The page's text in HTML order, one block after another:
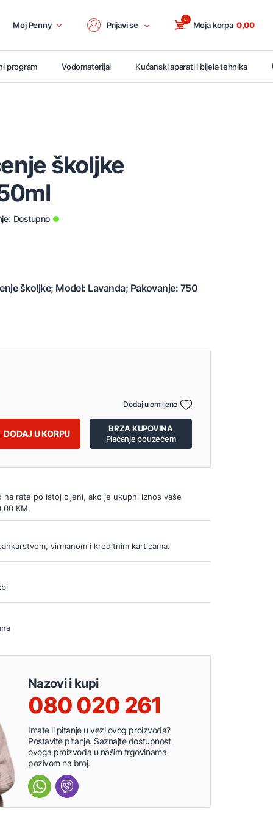
Moj Penny Prijavi se Moja korpa
0
0,00
program Vodomaterijal Kućanski aparati i bijela tehnika
školjke
Dostupno
školjke; Model: Lavanda; Pakovanje: 750
DODAJ U KORPU
BRZA KUPOVINA
Plaćanje pouzećem
Dodaj u omiljene
na rate po istoj cijeni, ako je ukupni iznos vaše
KM.
virmanom i kreditnim karticama.
Nazovi i kupi
080 020 261
Imate li pitanje u vezi ovog proizvoda?
Postavite pitanje. Saznajte dostupnost
ovoga proizvoda u našim trgovinama
pozivom na broj.